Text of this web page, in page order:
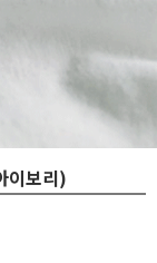
이보리)